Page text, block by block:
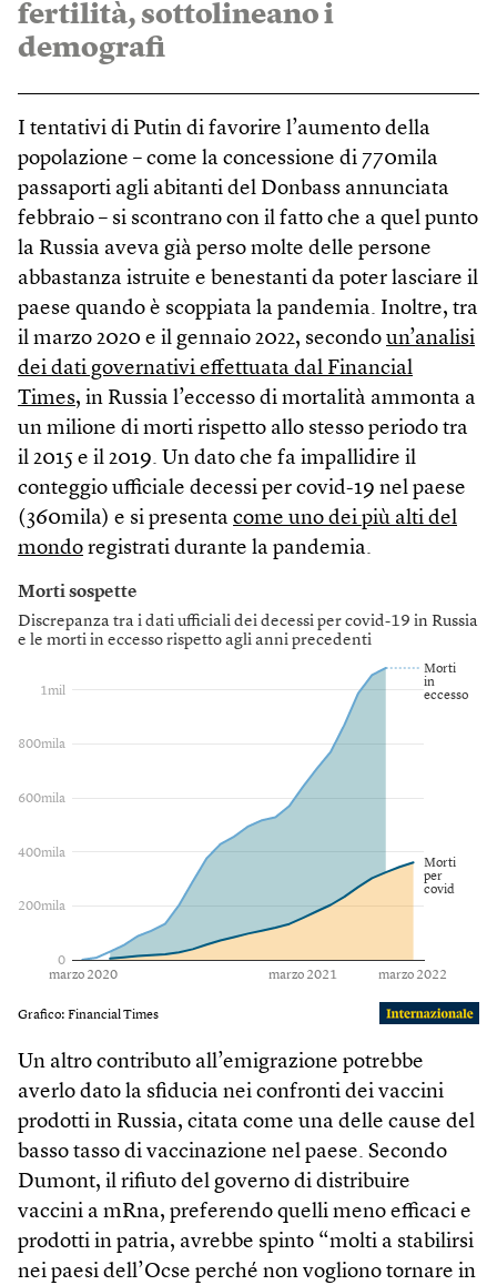
fertilità, sottolineano i
demografi
I tentativi di Putin di favorire l’aumento della
popolazione – come la concessione di 770mila
passaporti agli abitanti del Donbass annunciata
febbraio – si scontrano con il fatto che a quel punto
la Russia aveva già perso molte delle persone
abbastanza istruite e benestanti da poter lasciare il
paese quando è scoppiata la pandemia. Inoltre, tra
il marzo 2020 e il gennaio 2022, secondo un’analisi
dei dati governativi effettuata dal Financial
Times, in Russia l’eccesso di mortalità ammonta a
un milione di morti rispetto allo stesso periodo tra
il 2015 e il 2019. Un dato che fa impallidire il
conteggio ufficiale decessi per covid-19 nel paese
(360mila) e si presenta come uno dei più alti del
mondo registrati durante la pandemia.
Un altro contributo all’emigrazione potrebbe
averlo dato la sfiducia nei confronti dei vaccini
prodotti in Russia, citata come una delle cause del
basso tasso di vaccinazione nel paese. Secondo
Dumont, il rifiuto del governo di distribuire
vaccini a mRna, preferendo quelli meno efficaci e
prodotti in patria, avrebbe spinto “molti a stabilirsi
nei paesi dell’Ocse perché non vogliono tornare in